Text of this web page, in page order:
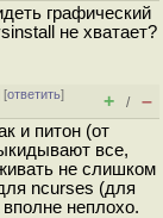
графический
не хватает?
[ответить]
+ / –
и питон (от
все,
не слишком
ncurses (для
неплохо.